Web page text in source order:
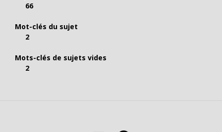
66
Mot-clés du sujet
2
Mots-clés de sujets vides
2